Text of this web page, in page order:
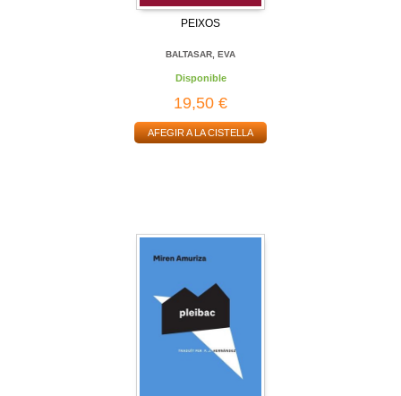
PEIXOS
BALTASAR, EVA
Disponible
19,50 €
AFEGIR A LA CISTELLA